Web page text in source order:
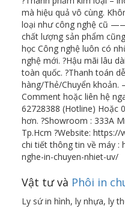
mà hiệu quả vô cùng.
loại như công nghệ
chất lượng sản phẩm
học Công nghệ luôn có
nghệ mới. ?Hậu mãi lâu
toàn quốc. ?Thanh toán
hàng/Thẻ/Chuyển
Comment hoặc liên hệ
62728388 (Hotline) Hoặc
hơn. ?Showroom : 333A
Tp.Hcm ?Website:
chi tiết thông tin về máy :
nghe-in-chuyen-nhiet-uv/
Vật tư và Phôi in
Ly sứ in hình, ly nhựa, ly